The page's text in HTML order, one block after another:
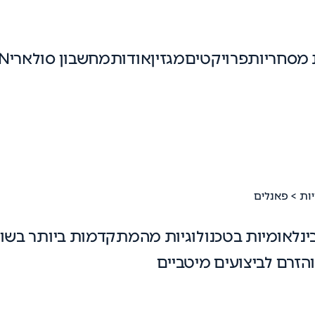
מסחריותפרויקטיםמגזיןאודותמחשבון סולארי
> פאנלים
בטכנולוגיות מהמתקדמות ביותר
לביצועים מיטביים